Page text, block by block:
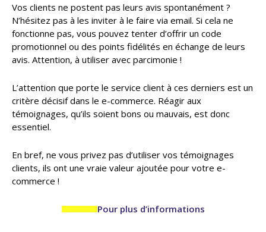
Vos clients ne postent pas leurs avis spontanément ?
N’hésitez pas à les inviter à le faire via email. Si cela ne
fonctionne pas, vous pouvez tenter d’offrir un code
promotionnel ou des points fidélités en échange de leurs
avis. Attention, à utiliser avec parcimonie !
L’attention que porte le service client à ces derniers est un
critère décisif dans le e-commerce. Réagir aux
témoignages, qu’ils soient bons ou mauvais, est donc
essentiel.
En bref, ne vous privez pas d’utiliser vos témoignages
clients, ils ont une vraie valeur ajoutée pour votre e-
commerce !
Pour plus d’informations